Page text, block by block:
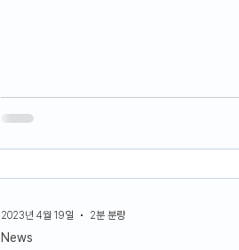
News
2023년 4월 19일 2분 분량